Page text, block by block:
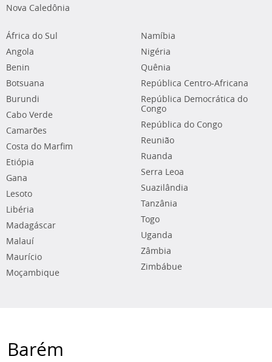
Nova Caledônia
África do Sul
Angola
Benin
Botsuana
Burundi
Cabo Verde
Camarões
Costa do Marfim
Etiópia
Gana
Lesoto
Libéria
Madagáscar
Malauí
Maurício
Moçambique
Namíbia
Nigéria
Quênia
República Centro-Africana
República Democrática do
Congo
República do Congo
Reunião
Ruanda
Serra Leoa
Suazilândia
Tanzânia
Togo
Uganda
Zâmbia
Zimbábue
Barém